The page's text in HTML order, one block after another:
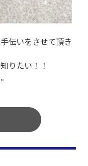
伝いをさせて頂き
りたい！！